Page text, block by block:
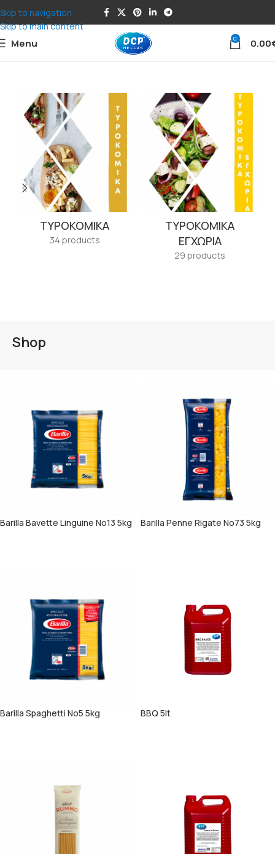
Skip to navigation
Skip to main content
Menu 0 0.00
ΤΥΡΟΚΟΜΙΚΑ
34 products
ΤΥΡΟΚΟΜΙΚΑ
ΕΓΧΩΡΙΑ
29 products
Shop
Barilla Bavette Linguine No13 5kg Barilla Penne Rigate No73 5kg
Barilla Spaghetti No5 5kg BBQ 5lt